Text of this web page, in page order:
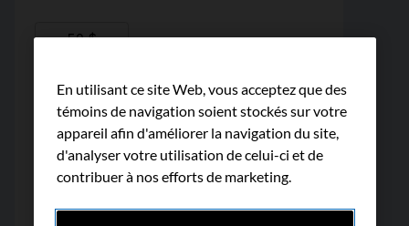
En utilisant ce site Web, vous acceptez que des
témoins de navigation soient stockés sur votre
appareil afin d'améliorer la navigation du site,
d'analyser votre utilisation de celui-ci et de
contribuer à nos efforts de marketing.